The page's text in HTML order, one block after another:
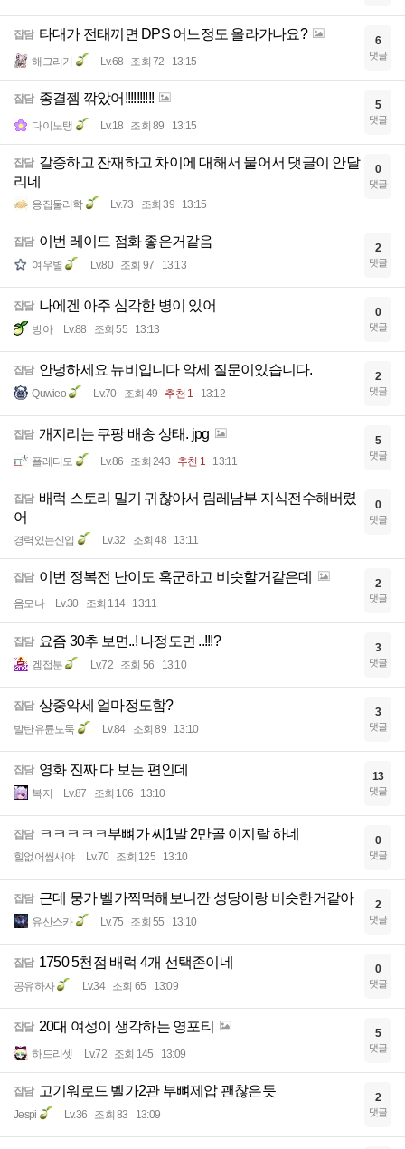
잡담 타대가 전태끼면 DPS 어느정도 올라가나요?
해그리기 Lv.68 조회 72 13:15
6
댓글
잡담 종결젬 깎았어!!!!!!!!!!
다이노탱 Lv.18 조회 89 13:15
5
댓글
잡담 갈증하고 잔재하고 차이에 대해서 물어서 댓글이 안달
리네
응집물리학 Lv.73 조회 39 13:15
0
댓글
잡담 이번 레이드 점화 좋은거같음
여우별 Lv.80 조회 97 13:13
2
댓글
잡담 나에겐 아주 심각한 병이 있어
방아 Lv.88 조회 55 13:13
0
댓글
잡담 안녕하세요 뉴비입니다 악세 질문이있습니다.
Quwieo Lv.70 조회 49 추천 1 13:12
2
댓글
잡담 개지리는 쿠팡 배송 상태. jpg
플레티모 Lv.86 조회 243 추천 1 13:11
5
댓글
잡담 배럭 스토리 밀기 귀찮아서 림레남부 지식전수해버렸
어
경력있는신입 Lv.32 조회 48 13:11
0
댓글
잡담 이번 정복전 난이도 혹군하고 비슷할거같은데
옴모나 Lv.30 조회 114 13:11
2
댓글
잡담 요즘 30추 보면..! 나정도면 ..!!!?
겜접분 Lv.72 조회 56 13:10
3
댓글
잡담 상중악세 얼마정도함?
발탄유륜도둑 Lv.84 조회 89 13:10
3
댓글
잡담 영화 진짜 다 보는 편인데
복지 Lv.87 조회 106 13:10
13
댓글
잡담 ㅋㅋㅋㅋㅋ부뼈가 씨1발 2만골 이지랄 하네
힐없어씹새야 Lv.70 조회 125 13:10
0
댓글
잡담 근데 뭉가 벨가찍먹해보니깐 성당이랑 비슷한거같아
유산스카 Lv.75 조회 55 13:10
2
댓글
잡담 1750 5천점 배럭 4개 선택존이네
공유하자 Lv.34 조회 65 13:09
0
댓글
잡담 20대 여성이 생각하는 영포티
하드리셋 Lv.72 조회 145 13:09
5
댓글
잡담 고기워로드 벨가2관 부뼈제압 괜찮은듯
Jespi Lv.36 조회 83 13:09
2
댓글